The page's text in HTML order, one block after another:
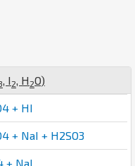
, I 2, H 2O)
+ HI
+ NaI + H2SO3
+ NaI